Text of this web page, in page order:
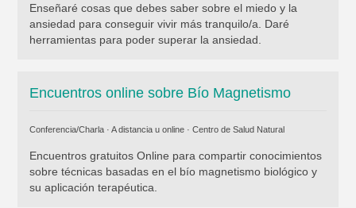
Enseñaré cosas que debes saber sobre el miedo y la
ansiedad para conseguir vivir más tranquilo/a. Daré
herramientas para poder superar la ansiedad.
Encuentros online sobre Bío Magnetismo
Conferencia/Charla · A distancia u online · Centro de Salud Natural
Encuentros gratuitos Online para compartir conocimientos
sobre técnicas basadas en el bío magnetismo biológico y
su aplicación terapéutica.